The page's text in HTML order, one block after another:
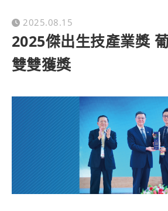
2025.08.15
2025傑出生技產業獎
雙雙獲獎